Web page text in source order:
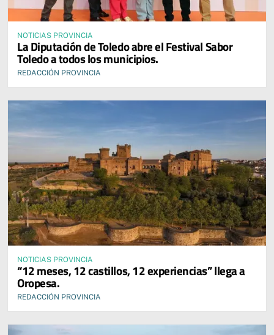
NOTICIAS PROVINCIA
La Diputación de Toledo abre el Festival Sabor
Toledo a todos los municipios.
REDACCIÓN PROVINCIA
NOTICIAS PROVINCIA
“12 meses, 12 castillos, 12 experiencias” llega a
Oropesa.
REDACCIÓN PROVINCIA